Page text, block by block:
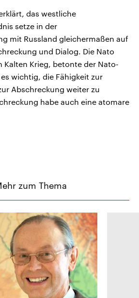
das westliche
setze in der
mit Russland gleichermaßen auf
und Dialog. Die Nato
Kalten Krieg, betonte der Nato-
wichtig, die Fähigkeit zur
Abschreckung weiter zu
habe auch eine atomare
zum Thema